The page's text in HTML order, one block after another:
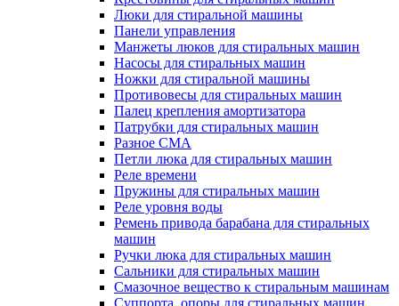
Люки для стиральной машины
Панели управления
Манжеты люков для стиральных машин
Насосы для стиральных машин
Ножки для стиральной машины
Противовесы для стиральных машин
Палец крепления амортизатора
Патрубки для стиральных машин
Разное СМА
Петли люка для стиральных машин
Реле времени
Пружины для стиральных машин
Реле уровня воды
Ремень привода барабана для стиральных
машин
Ручки люка для стиральных машин
Сальники для стиральных машин
Смазочное вещество к стиральным машинам
Суппорта, опоры для стиральных машин